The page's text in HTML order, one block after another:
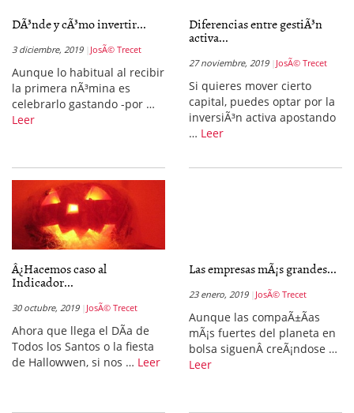
DÃ³nde y cÃ³mo invertir...
3 diciembre, 2019 JosÃ© Trecet
Aunque lo habitual al recibir
la primera nÃ³mina es
celebrarlo gastando -por …
Leer
Diferencias entre gestiÃ³n
activa...
27 noviembre, 2019 JosÃ© Trecet
Si quieres mover cierto
capital, puedes optar por la
inversiÃ³n activa apostando
… Leer
Â¿Hacemos caso al
Indicador...
30 octubre, 2019 JosÃ© Trecet
Ahora que llega el DÃ­a de
Todos los Santos o la fiesta
de Hallowwen, si nos … Leer
Las empresas mÃ¡s grandes...
23 enero, 2019 JosÃ© Trecet
Aunque las compaÃ±Ã­as
mÃ¡s fuertes del planeta en
bolsa siguenÂ creÃ¡ndose …
Leer